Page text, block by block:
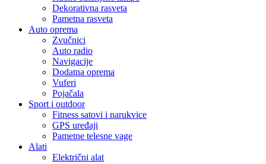
Dekorativna rasveta
Pametna rasveta
Auto oprema
Zvučnici
Auto radio
Navigacije
Dodatna oprema
Vuferi
Pojačala
Sport i outdoor
Fitness satovi i narukvice
GPS uređaji
Pametne telesne vage
Alati
Električni alat